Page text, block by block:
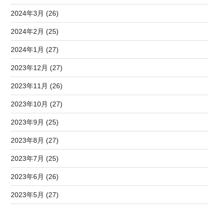
2024年3月 (26)
2024年2月 (25)
2024年1月 (27)
2023年12月 (27)
2023年11月 (26)
2023年10月 (27)
2023年9月 (25)
2023年8月 (27)
2023年7月 (25)
2023年6月 (26)
2023年5月 (27)